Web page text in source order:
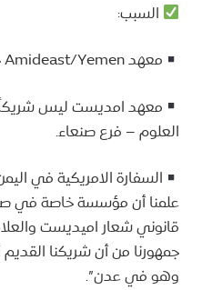
السبب:
معهد Amideast/Yemen حالياً موجود في عدن فقط.
معهد امديست ليس شريكاً
العلوم – فرع صنعاء.
السفارة الامريكية في
علمنا أن مؤسسة خاصة في
قانوني شعار اميديست
جمهورنا من أن شريكنا
وهو في عدن”.